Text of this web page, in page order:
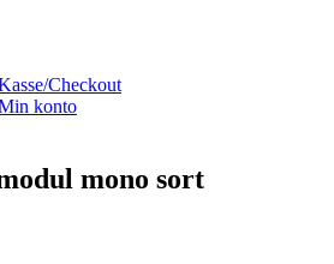
Checkout
konto
mono sort